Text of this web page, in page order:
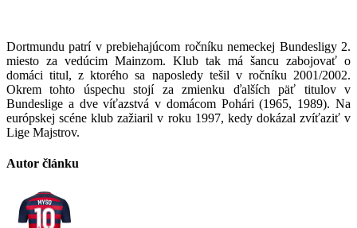
Dortmundu patrí v prebiehajúcom ročníku nemeckej Bundesligy 2.
miesto za vedúcim Mainzom. Klub tak má šancu zabojovať o
domáci titul, z ktorého sa naposledy tešil v ročníku 2001/2002.
Okrem tohto úspechu stojí za zmienku ďalších päť titulov v
Bundeslige a dve víťazstvá v domácom Pohári (1965, 1989). Na
európskej scéne klub zažiaril v roku 1997, kedy dokázal zvíťaziť v
Lige Majstrov.
Autor článku